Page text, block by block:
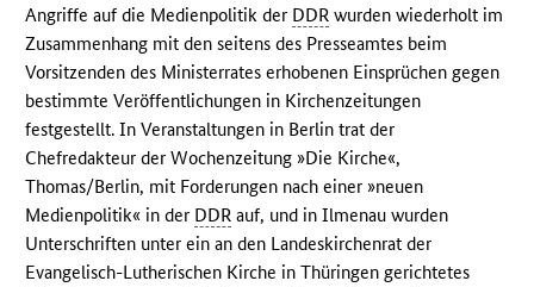
Angriffe auf die Medienpolitik der DDR wurden wiederholt im
Zusammenhang mit den seitens des Presseamtes beim
Vorsitzenden des Ministerrates erhobenen Einsprüchen gegen
bestimmte Veröffentlichungen in Kirchenzeitungen
festgestellt. In Veranstaltungen in Berlin trat der
Chefredakteur der Wochenzeitung »Die Kirche«,
Thomas/Berlin, mit Forderungen nach einer »neuen
Medienpolitik« in der DDR auf, und in Ilmenau wurden
Unterschriften unter ein an den Landeskirchenrat der
Evangelisch-Lutherischen Kirche in Thüringen gerichtetes